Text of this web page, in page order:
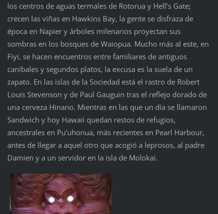
los centros de aguas termales de Rotorua y Hell’s Gate;
crecen las viñas en Hawkins Bay, la gente se disfraza de
época en Napier y árboles milenarios proyectan sus
sombras en los bosques de Waiopua. Mucho más al este, en
Fiyi, se hacen encuentros entre familiares de antiguos
caníbales y segundos platos, la excusa es la suela de un
zapato. En las islas de la Sociedad está el rastro de Robert
Louis Stevenson y de Paul Gauguin tras el reflejo dorado de
una cerveza Hinano. Mientras en las que un día se llamaron
Sandwich y hoy Hawaii quedan restos de refugios,
ancestrales en Pu’uhonua, más recientes en Pearl Harbour,
antes de llegar a aquel otro que acogió a leprosos, al padre
Damien y a un servidor en la isla de Molokai.